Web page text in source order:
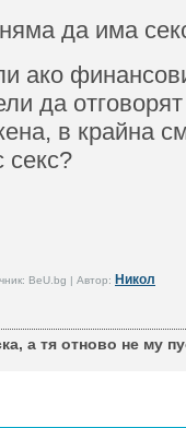
да има
ако
да
в крайна
BeU.bg | Автор: Никол
а тя отново не му